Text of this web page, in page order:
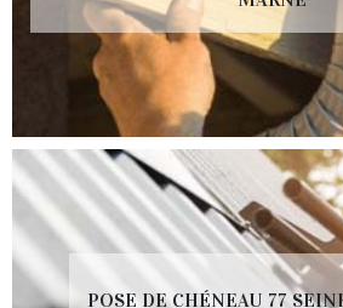
POSE DE CHÉNEAU 77